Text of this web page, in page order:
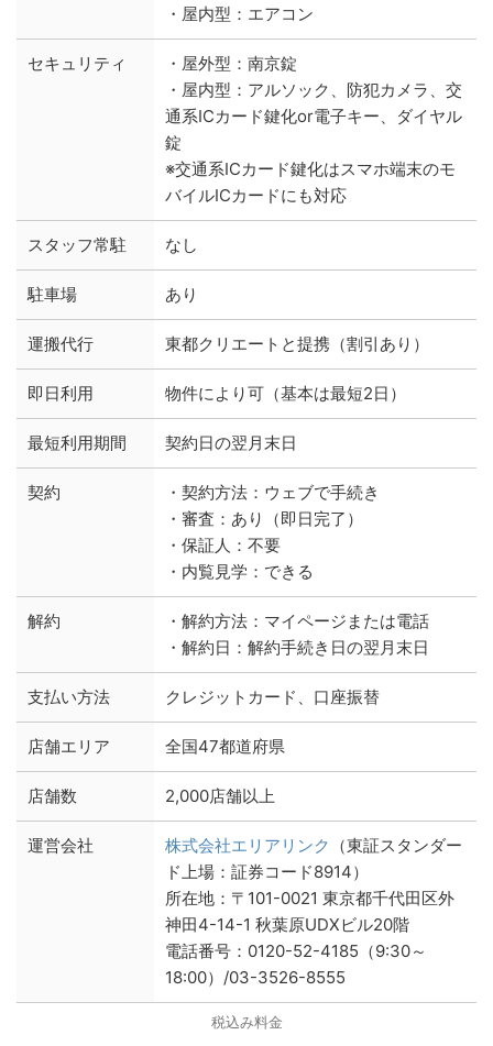
・屋内型：エアコン
セキュリティ
・屋外型：南京錠
・屋内型：アルソック、防犯カメラ、交
通系ICカード鍵化or電子キー、ダイヤル
錠
※交通系ICカード鍵化はスマホ端末のモ
バイルICカードにも対応
スタッフ常駐 なし
駐車場 あり
運搬代行 東都クリエートと提携（割引あり）
即日利用 物件により可（基本は最短2日）
最短利用期間 契約日の翌月末日
契約
・契約方法：ウェブで手続き
・審査：あり（即日完了）
・保証人：不要
・内覧見学：できる
解約
・解約方法：マイページまたは電話
・解約日：解約手続き日の翌月末日
支払い方法 クレジットカード、口座振替
店舗エリア 全国47都道府県
店舗数 2,000店舗以上
運営会社 株式会社エリアリンク （東証スタンダー
ド上場：証券コード8914）
所在地：〒101-0021 東京都千代田区外
神田4-14-1 秋葉原UDXビル20階
電話番号：0120-52-4185（9:30～
18:00）/03-3526-8555
税込み料金